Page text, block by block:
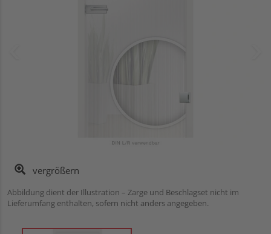
vergrößern
Abbildung dient der Illustration – Zarge und Beschlagset nicht im
Lieferumfang enthalten, sofern nicht anders angegeben.